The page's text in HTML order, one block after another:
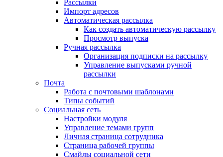
Рассылки
Импорт адресов
Автоматическая рассылка
Как создать автоматическую рассылку
Просмотр выпуска
Ручная рассылка
Организация подписки на рассылку
Управление выпусками ручной
рассылки
Почта
Работа с почтовыми шаблонами
Типы событий
Социальная сеть
Настройки модуля
Управление темами групп
Личная страница сотрудника
Страница рабочей группы
Смайлы социальной сети